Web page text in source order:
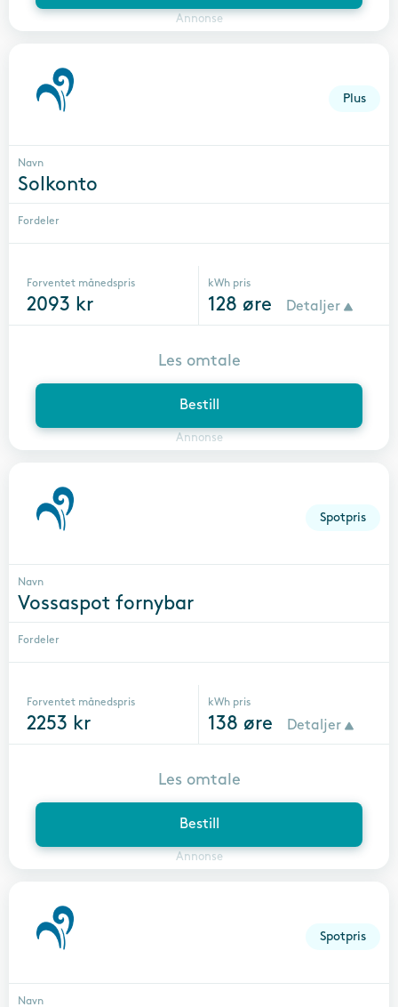
Annonse
Plus
Navn
Solkonto
Fordeler
Forventet månedspris
2093 kr
kWh pris
128 øre Detaljer
Bestill
Annonse
Les omtale
Spotpris
Navn
Vossaspot fornybar
Fordeler
Forventet månedspris
2253 kr
kWh pris
138 øre Detaljer
Bestill
Annonse
Les omtale
Spotpris
Navn